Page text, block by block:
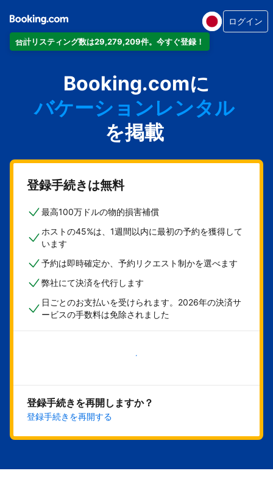
合計リスティング数は29,279,209件。今すぐ登録！
ログイン
Booking.comに
アパートメント
ホテル
バケーションレンタル
ゲストハウス
旅館
を掲載
登録手続きは無料
最高100万ドルの物的損害補償
ホストの45%は、1週間以内に最初の予約を獲得して
います
予約は即時確定か、予約リクエスト制かを選べます
弊社にて決済を代行します
日ごとのお支払いを受けられます。2026年の決済サ
ービスの手数料は免除されました
今すぐ始める
登録手続きを再開しますか？
登録手続きを再開する